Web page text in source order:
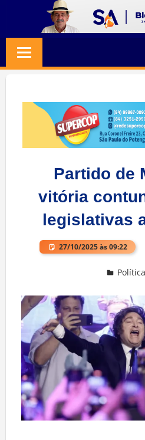
content
Jornalismo
Credibilidade
Partido de
vitória
legislativas
27/10/2025 às 09:22
Política